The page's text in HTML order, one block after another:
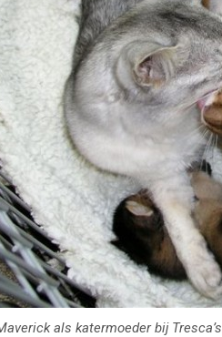
als katermoeder bij